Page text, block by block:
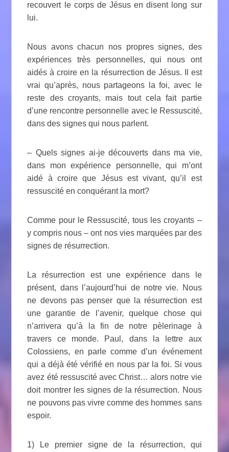
recouvert le corps de Jésus en disent long sur
lui.
Nous avons chacun nos propres signes, des
expériences très personnelles, qui nous ont
aidés à croire en la résurrection de Jésus. Il est
vrai qu’après, nous partageons la foi, avec le
reste des croyants, mais tout cela fait partie
d’une rencontre personnelle avec le Ressuscité,
dans des signes qui nous parlent.
– Quels signes ai-je découverts dans ma vie,
dans mon expérience personnelle, qui m’ont
aidé à croire que Jésus est vivant, qu’il est
ressuscité en conquérant la mort?
Comme pour le Ressuscité, tous les croyants –
y compris nous – ont nos vies marquées par des
signes de résurrection.
La résurrection est une expérience dans le
présent, dans l’aujourd’hui de notre vie. Nous
ne devons pas penser que la résurrection est
une garantie de l’avenir, quelque chose qui
n’arrivera qu’à la fin de notre pèlerinage à
travers ce monde. Paul, dans la lettre aux
Colossiens, en parle comme d’un événement
qui a déjà été vérifié en nous par la foi. Si vous
avez été ressuscité avec Christ… alors notre vie
doit montrer les signes de la résurrection. Nous
ne pouvons pas vivre comme des hommes sans
espoir.
1) Le premier signe de la résurrection, qui